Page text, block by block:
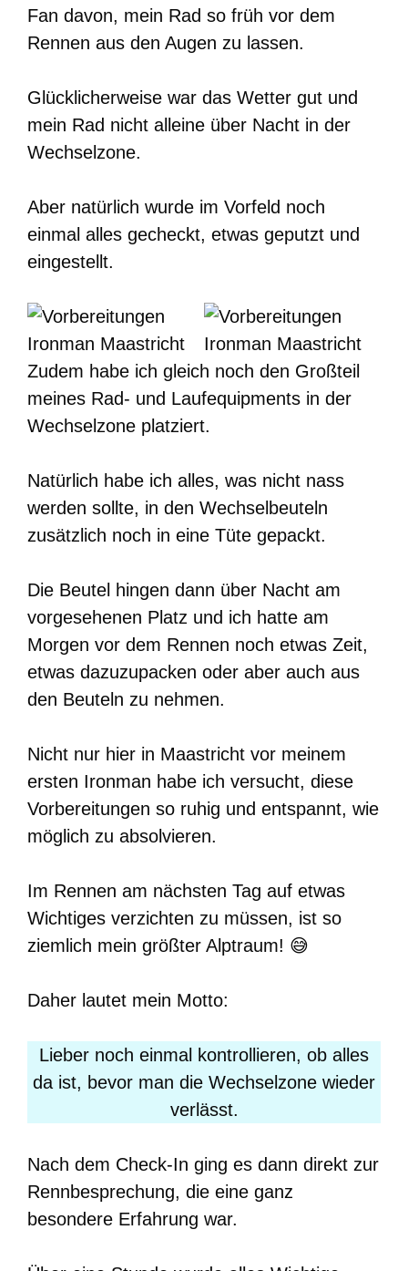
Fan davon, mein Rad so früh vor dem
Rennen aus den Augen zu lassen.
Glücklicherweise war das Wetter gut und
mein Rad nicht alleine über Nacht in der
Wechselzone.
Aber natürlich wurde im Vorfeld noch
einmal alles gecheckt, etwas geputzt und
eingestellt.
Zudem habe ich gleich noch den Großteil
meines Rad- und Laufequipments in der
Wechselzone platziert.
Natürlich habe ich alles, was nicht nass
werden sollte, in den Wechselbeuteln
zusätzlich noch in eine Tüte gepackt.
Die Beutel hingen dann über Nacht am
vorgesehenen Platz und ich hatte am
Morgen vor dem Rennen noch etwas Zeit,
etwas dazuzupacken oder aber auch aus
den Beuteln zu nehmen.
Nicht nur hier in Maastricht vor meinem
ersten Ironman habe ich versucht, diese
Vorbereitungen so ruhig und entspannt, wie
möglich zu absolvieren.
Im Rennen am nächsten Tag auf etwas
Wichtiges verzichten zu müssen, ist so
ziemlich mein größter Alptraum! 😅
Daher lautet mein Motto:
Lieber noch einmal kontrollieren, ob alles
da ist, bevor man die Wechselzone wieder
verlässt.
Nach dem Check-In ging es dann direkt zur
Rennbesprechung, die eine ganz
besondere Erfahrung war.